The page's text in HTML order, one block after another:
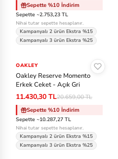
Sepette %10 İndirim
Sepette ~2.753,23 TL
Nihai tutar sepette hesaplanır.
Kampanyalı 2 ürün Ekstra %15
Kampanyalı 3 ürün Ekstra %25
-%45
OAKLEY
Oakley Reserve Momento
Erkek Ceket - Açık Gri
11.430,30 TL20.659,00 TL
Sepette %10 İndirim
Sepette ~10.287,27 TL
Nihai tutar sepette hesaplanır.
Kampanyalı 2 ürün Ekstra %15
Kampanyalı 3 ürün Ekstra %25